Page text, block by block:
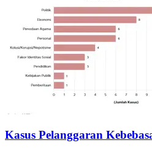
Kasus Pelanggaran